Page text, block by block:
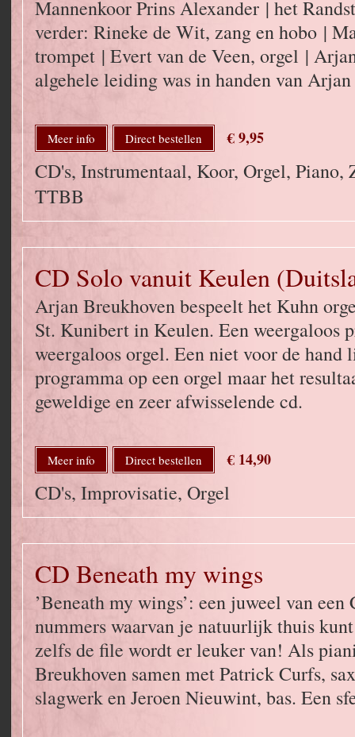
Mannenkoor Prins Alexander | het
verder: Rineke de Wit, zang en hobo |
trompet | Evert van de Veen, orgel |
algehele leiding was in handen van
Meer info Direct bestellen € 9,95
CD's, Instrumentaal, Koor, Orgel, Piano,
TTBB
CD Solo vanuit Keulen
Arjan Breukhoven bespeelt het Kuhn
St. Kunibert in Keulen. Een weergaloos
weergaloos orgel. Een niet voor de hand
programma op een orgel maar het
geweldige en zeer afwisselende cd.
Meer info Direct bestellen € 14,90
CD's, Improvisatie, Orgel
CD Beneath my wings
’Beneath my wings’: een juweel van
nummers waarvan je natuurlijk thuis
zelfs de file wordt er leuker van! Als
Breukhoven samen met Patrick Curfs,
slagwerk en Jeroen Nieuwint, bas. Een